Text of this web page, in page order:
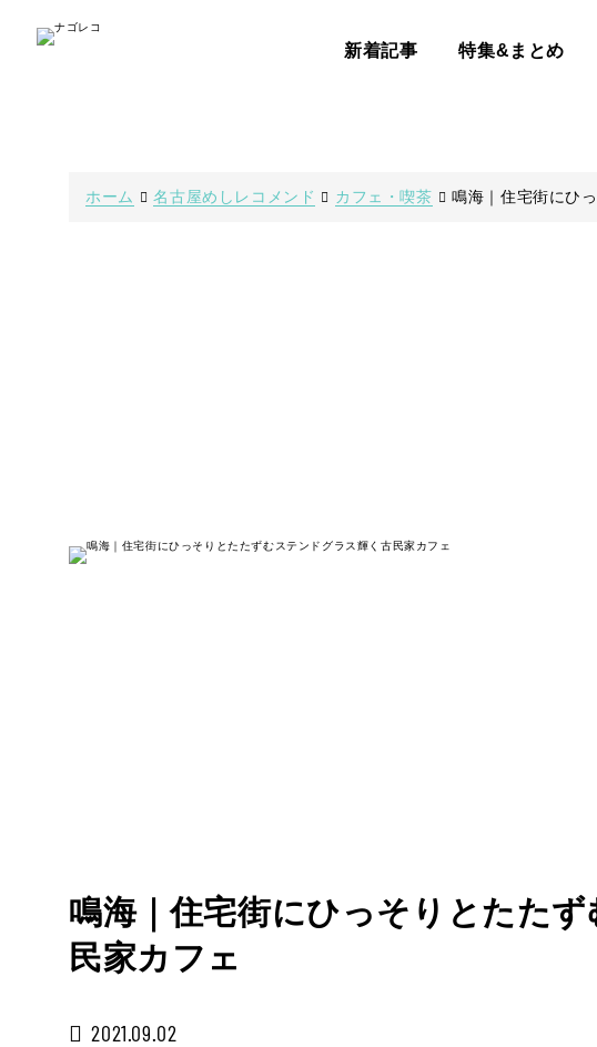
新着記事 特集&まとめ
ホーム 名古屋めしレコメンド カフェ・喫茶 鳴海｜住宅街にひ
鳴海｜住宅街にひっそりとたた
民家カフェ
2021.09.02